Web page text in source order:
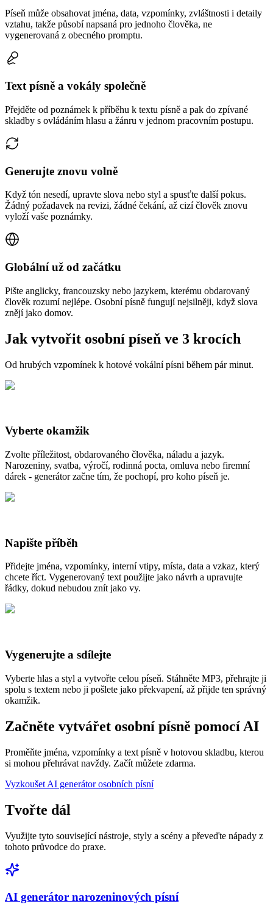
Píseň může obsahovat jména, data, vzpomínky, zvláštnosti i detaily
vztahu, takže působí napsaná pro jednoho člověka, ne
vygenerovaná z obecného promptu.
Text písně a vokály společně
Přejděte od poznámek k příběhu k textu písně a pak do zpívané
skladby s ovládáním hlasu a žánru v jednom pracovním postupu.
Generujte znovu volně
Když tón nesedí, upravte slova nebo styl a spusťte další pokus.
Žádný požadavek na revizi, žádné čekání, až cizí člověk znovu
vyloží vaše poznámky.
Globální už od začátku
Pište anglicky, francouzsky nebo jazykem, kterému obdarovaný
člověk rozumí nejlépe. Osobní písně fungují nejsilněji, když slova
znějí jako domov.
Jak vytvořit osobní píseň ve 3 krocích
Od hrubých vzpomínek k hotové vokální písni během pár minut.
Vyberte okamžik
Zvolte příležitost, obdarovaného člověka, náladu a jazyk.
Narozeniny, svatba, výročí, rodinná pocta, omluva nebo firemní
dárek - generátor začne tím, že pochopí, pro koho píseň je.
Napište příběh
Přidejte jména, vzpomínky, interní vtipy, místa, data a vzkaz, který
chcete říct. Vygenerovaný text použijte jako návrh a upravujte
řádky, dokud nebudou znít jako vy.
Vygenerujte a sdílejte
Vyberte hlas a styl a vytvořte celou píseň. Stáhněte MP3, přehrajte ji
spolu s textem nebo ji pošlete jako překvapení, až přijde ten správný
okamžik.
Začněte vytvářet osobní písně pomocí AI
Proměňte jména, vzpomínky a text písně v hotovou skladbu, kterou
si mohou přehrávat navždy. Začít můžete zdarma.
Vyzkoušet AI generátor osobních písní
Tvořte dál
Využijte tyto související nástroje, styly a scény a převeďte nápady z
tohoto průvodce do praxe.
AI generátor narozeninových písní